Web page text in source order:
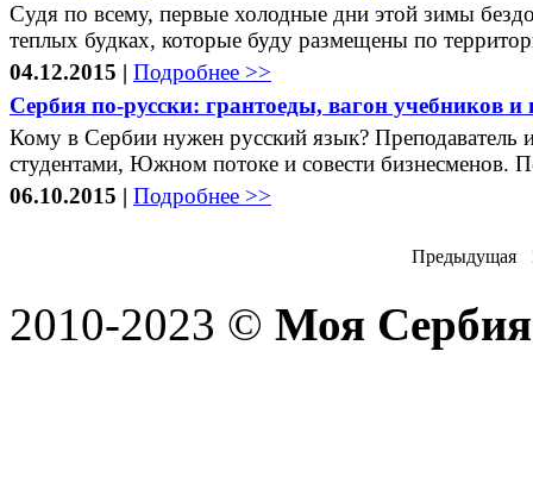
Судя по всему, первые холодные дни этой зимы
теплых будках, которые буду размещены по
04.12.2015 | Подробнее >>
Сербия по-русски: грантоеды, вагон учебников и
Кому в Сербии нужен русский язык?
студентами, Южном потоке и совести бизнесменов.
06.10.2015 | Подробнее >>
Предыдущая
2010-2023 © Моя Сербия